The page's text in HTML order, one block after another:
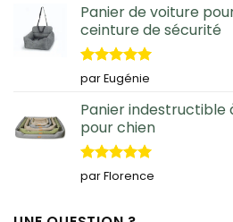
Panier de voiture
ceinture de sécurité
Note5sur
5
par Eugénie
Panier
pour chien
Note5sur
5
par Florence